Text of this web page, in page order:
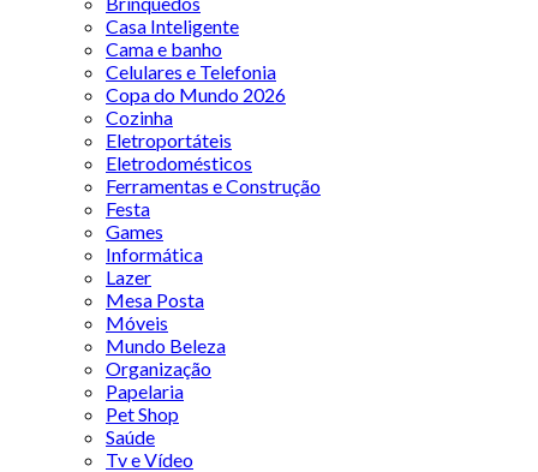
Casa Inteligente
Cama e banho
Celulares e Telefonia
Copa do Mundo 2026
Cozinha
Eletroportáteis
Eletrodomésticos
Ferramentas e Construção
Festa
Games
Informática
Lazer
Mesa Posta
Móveis
Mundo Beleza
Organização
Papelaria
Pet Shop
Saúde
Tv e Vídeo